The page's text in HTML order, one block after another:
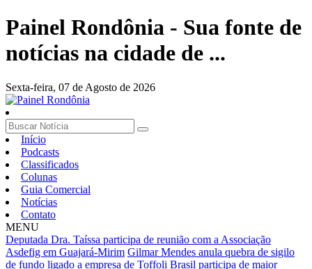
Painel Rondônia - Sua fonte de
notícias na cidade de ...
Sexta-feira, 07 de Agosto de 2026
Início
Podcasts
Classificados
Colunas
Guia Comercial
Notícias
Contato
MENU
Deputada Dra. Taíssa participa de reunião com a Associação
Asdefig em Guajará-Mirim Gilmar Mendes anula quebra de sigilo
de fundo ligado a empresa de Toffoli Brasil participa de maior